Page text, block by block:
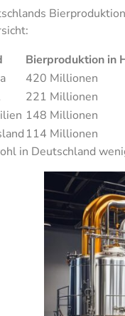
Bierproduktion in
420 Millionen
221 Millionen
148 Millionen
114 Millionen
in Deutschland